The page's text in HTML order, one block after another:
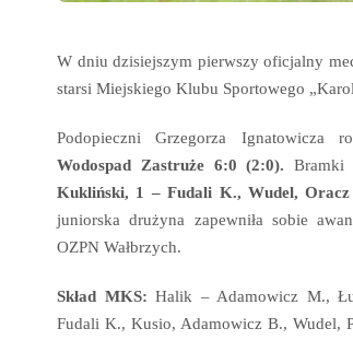
W dniu dzisiejszym pierwszy oficjalny
starsi Miejskiego Klubu Sportowego
Podopieczni Grzegorza Ignatowicza
Wodospad Zastruże 6:0 (2:0). Bramki
Kukliński, 1 – Fudali K., Wudel,
juniorska drużyna zapewniła sobie
OZPN Wałbrzych.
Skład MKS: Halik – Adamowicz M.,
Fudali K., Kusio, Adamowicz B., Wudel,